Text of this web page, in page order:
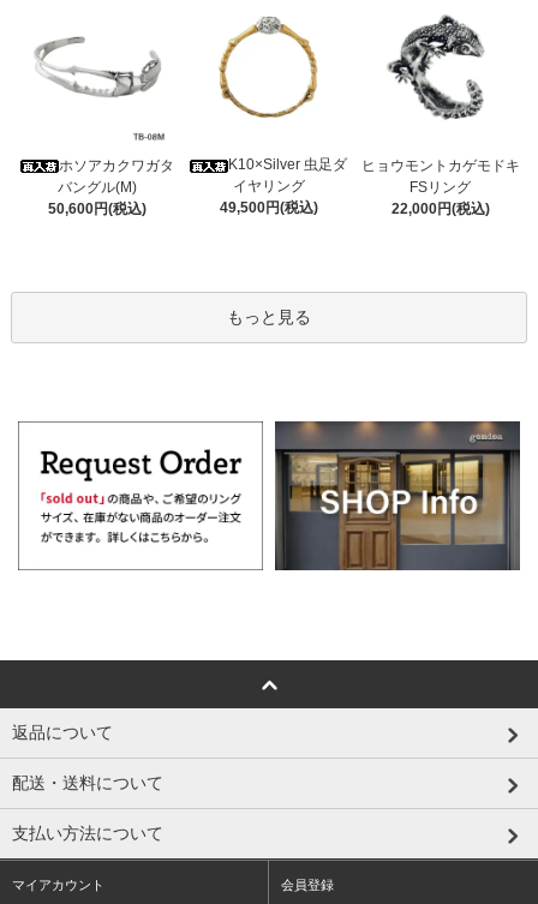
ホソアカクワガタ
バングル(M)
50,600円(税込)
K10×Silver 虫足ダ
イヤリング
49,500円(税込)
ヒョウモントカゲモドキ
FSリング
22,000円(税込)
もっと見る
返品について
配送・送料について
支払い方法について
マイアカウント 会員登録